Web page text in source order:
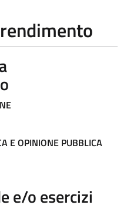
E OPINIONE PUBBLICA
e/o esercizi